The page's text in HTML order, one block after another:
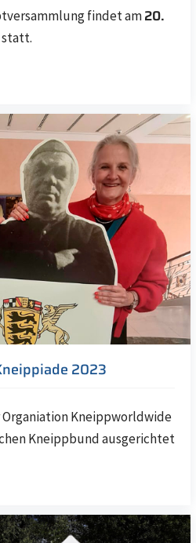
findet am20.
statt.
2023
Organiation Kneippworldwide
Kneippbund ausgerichtet